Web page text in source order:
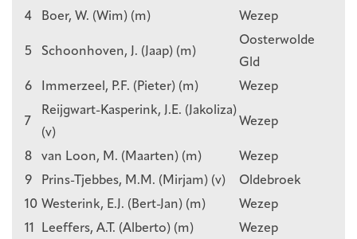
4
Boer, W. (Wim) (m) Wezep
5 Schoonhoven, J. (Jaap) (m)
Oosterwolde
Gld
6
Immerzeel, P.F. (Pieter) (m) Wezep
7
Reijgwart-Kasperink, J.E. (Jakoliza)
(v)
Wezep
8 van Loon, M. (Maarten) (m)
Wezep
9
Prins-Tjebbes, M.M. (Mirjam) (v)
Oldebroek
10 Westerink, E.J. (Bert-Jan) (m)
Wezep
11
Leeffers, A.T. (Alberto) (m) Wezep